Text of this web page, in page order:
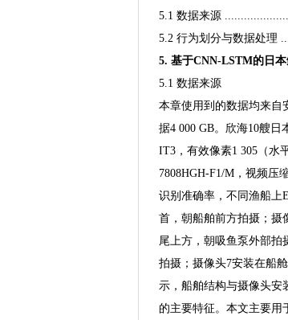
5.1 数据来源
5.2 行为划分与数据处理
5. 基于CNN-LSTM的日
5.1 数据来源
本章使用到的数据均来自
据4 000 GB。欣海10艘
IT3，有效像素1 305（水
7808HGH-F1/M，视频压
识别准确率，不同渔船上
首，朝船舶前方拍摄；摄
尾上方，朝吸鱼泵外部拍
拍摄；摄像头7安装在船
示，船舶结构与摄像头安
的主要特征。本文主要用